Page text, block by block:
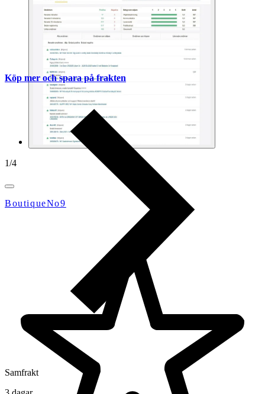
1/4
BoutiqueNo9
Köp mer och spara på frakten
Samfrakt